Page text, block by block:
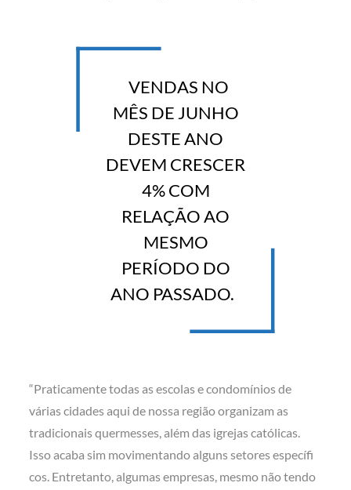
VENDAS NO
MÊS DE JUNHO
DESTE ANO
DEVEM CRESCER
4% COM
RELAÇÃO AO
MESMO
PERÍODO DO
ANO PASSADO.
“Praticamente todas as escolas e condomínios de
várias cidades aqui de nossa região organizam as
tradicionais quermesses, além das igrejas católicas.
Isso acaba sim movimentando alguns setores específi
cos. Entretanto, algumas empresas, mesmo não tendo